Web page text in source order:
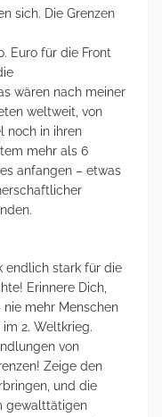
sich. Die Grenzen
Euro für die Front
wären nach meiner
weltweit, von
noch in ihren
mehr als 6
anfangen – etwas
endlich stark für die
Erinnere Dich,
mehr Menschen
2. Weltkrieg.
von
Zeige den
und die
gewalttätigen